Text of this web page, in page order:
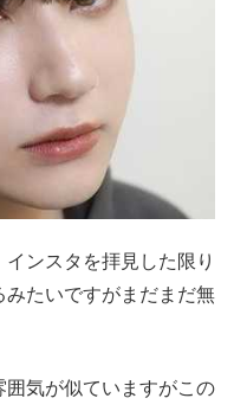
ンスタを拝見した限り
たいですがまだまだ無
囲気が似ていますがこの